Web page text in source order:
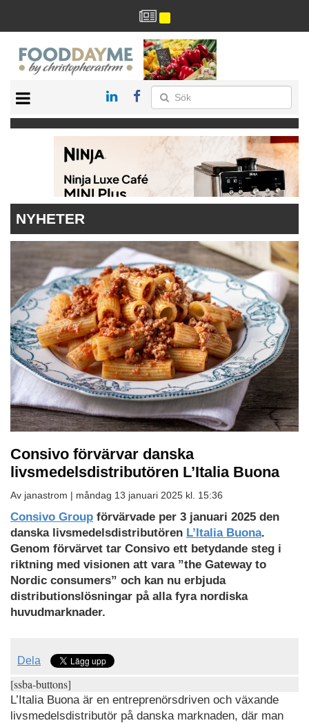
RESTAURANG
NYHETER
Consivo förvärvar danska
livsmedelsdistributören L’Italia Buona
Av janastrom | måndag 13 januari 2025 kl. 15:36
Consivo Group förvärvade per 3 januari 2025 den
danska livsmedelsdistributören L’Italia Buona.
Genom förvärvet tar Consivo ett betydande steg i
riktning med visionen att vara ”the Gateway to
Nordic consumers” och kan nu erbjuda
distributionslösningar på alla fyra nordiska
huvudmarknader.
Dela
[ssba-buttons]
L’Italia Buona är en entreprenörsdriven och växande
livsmedelsdistributör på danska marknaden, där man